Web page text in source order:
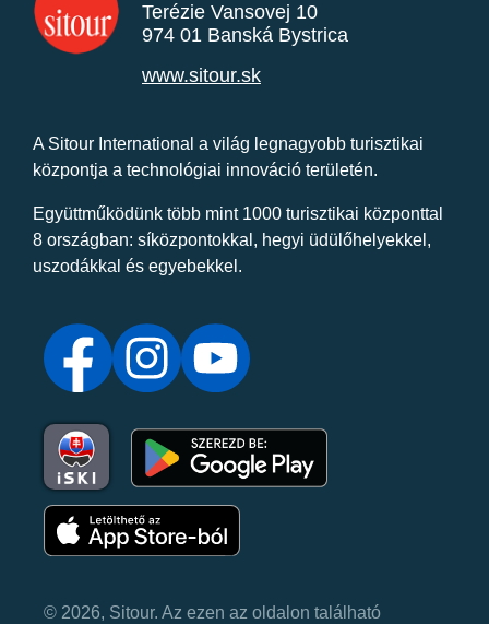
Terézie Vansovej 10
974 01 Banská Bystrica
www.sitour.sk
A Sitour International a világ legnagyobb turisztikai
központja a technológiai innováció területén.
Együttműködünk több mint 1000 turisztikai központtal
8 országban: síközpontokkal, hegyi üdülőhelyekkel,
uszodákkal és egyebekkel.
© 2026, Sitour. Az ezen az oldalon található